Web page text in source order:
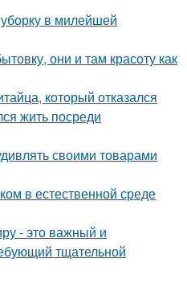
в милейшей
они и там красоту как
который отказался
жить посреди
своими товарами
в естественной среде
- это важный и
тщательной